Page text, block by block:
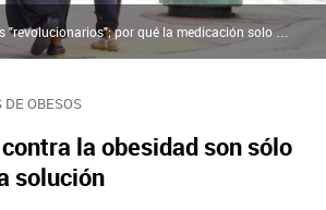
OBESOS
la obesidad son sólo
solución
La era de los fármacos "revolucionarios"; por qué la medicación solo es el inicio hacia una vida saludable | Pixabay